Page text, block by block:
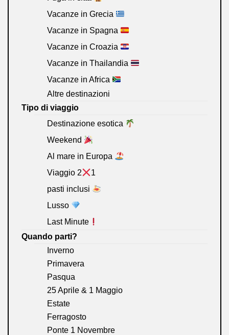
Vacanze in Grecia
Vacanze in Spagna
Vacanze in Croazia
Vacanze in Thailandia
Vacanze in Africa
Altre destinazioni
Tipo di viaggio
Destinazione esotica
Weekend
Al mare in Europa
Viaggio 2
1
pasti inclusi
Lusso
Last Minute
Quando parti?
Inverno
Primavera
Pasqua
25 Aprile & 1 Maggio
Estate
Ferragosto
Ponte 1 Novembre